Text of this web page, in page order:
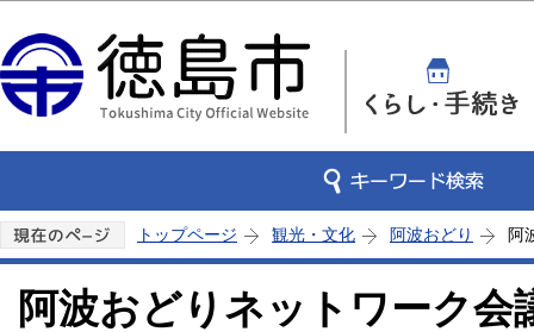
トップページ 観光・文化 阿波おどり 阿
阿波おどりネットワーク会